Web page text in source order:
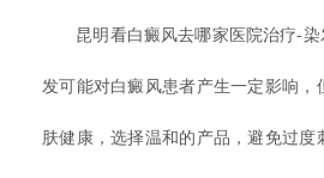
昆明看白癜风去哪家医院治疗-染
发可能对白癜风患者产生一定影响
肤健康，选择温和的产品，避免过